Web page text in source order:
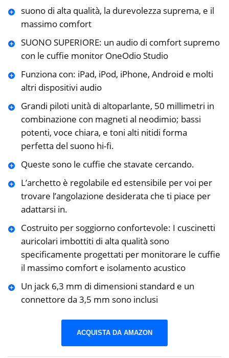
suono di alta qualità, la durevolezza suprema, e il
massimo comfort
SUONO SUPERIORE: un audio di comfort supremo
con le cuffie monitor OneOdio Studio
Funziona con: iPad, iPod, iPhone, Android e molti
altri dispositivi audio
Grandi piloti unità di altoparlante, 50 millimetri in
combinazione con magneti al neodimio; bassi
potenti, voce chiara, e toni alti nitidi forma
perfetta del suono hi-fi.
Queste sono le cuffie che stavate cercando.
L’archetto è regolabile ed estensibile per voi per
trovare l’angolazione desiderata che ti piace per
adattarsi in.
Costruito per soggiorno confortevole: I cuscinetti
auricolari imbottiti di alta qualità sono
specificamente progettati per monitorare le cuffie
il massimo comfort e isolamento acustico
Un jack 6,3 mm di dimensioni standard e un
connettore da 3,5 mm sono inclusi
ACQUISTA DA AMAZON